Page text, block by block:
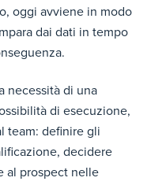
oggi avviene in modo
dai dati in tempo
necessità di una
di esecuzione,
team: definire gli
decidere
al prospect nelle